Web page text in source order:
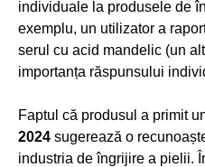
individuale la produsele de
exemplu, un utilizator a
serul cu acid mandelic (un
importanța răspunsului
Faptul că produsul a primit
2024 sugerează o
industria de îngrijire a pielii.